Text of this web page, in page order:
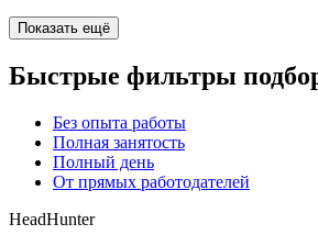
Показать ещё
Быстрые фильтры
Без опыта работы
Полная занятость
Полный день
От прямых работодателей
HeadHunter